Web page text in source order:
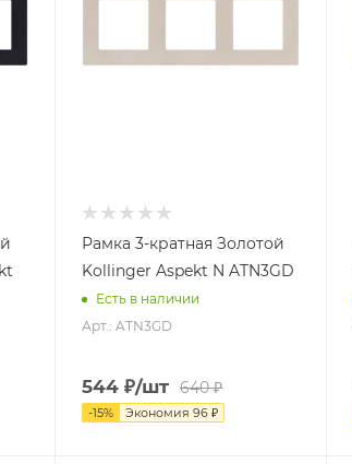
Рамка 3-кратная Золотой
Kollinger Aspekt N ATN3GD
Есть в наличии
Арт.: ATN3GD
544 ₽/шт 640₽
-15% Экономия96 ₽